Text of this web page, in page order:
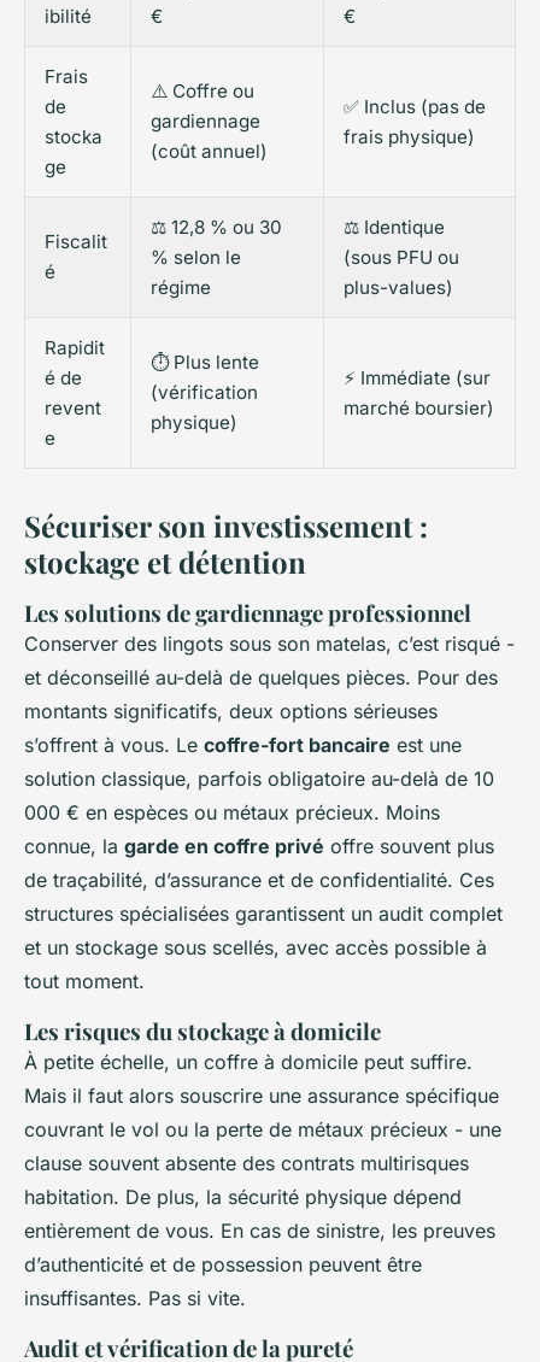
ibilité
€
€
Frais
de
stocka
ge
⚠️ Coffre ou
gardiennage
(coût annuel)
✅ Inclus (pas de
frais physique)
Fiscalit
é
⚖️ 12,8 % ou 30
% selon le
régime
⚖️ Identique
(sous PFU ou
plus-values)
Rapidit
é de
revent
e
⏱️ Plus lente
(vérification
physique)
⚡ Immédiate (sur
marché boursier)
Sécuriser son investissement :
stockage et détention
Les solutions de gardiennage professionnel
Conserver des lingots sous son matelas, c’est risqué -
et déconseillé au-delà de quelques pièces. Pour des
montants significatifs, deux options sérieuses
s’offrent à vous. Le coffre-fort bancaire est une
solution classique, parfois obligatoire au-delà de 10
000 € en espèces ou métaux précieux. Moins
connue, la garde en coffre privé offre souvent plus
de traçabilité, d’assurance et de confidentialité. Ces
structures spécialisées garantissent un audit complet
et un stockage sous scellés, avec accès possible à
tout moment.
Les risques du stockage à domicile
À petite échelle, un coffre à domicile peut suffire.
Mais il faut alors souscrire une assurance spécifique
couvrant le vol ou la perte de métaux précieux - une
clause souvent absente des contrats multirisques
habitation. De plus, la sécurité physique dépend
entièrement de vous. En cas de sinistre, les preuves
d’authenticité et de possession peuvent être
insuffisantes. Pas si vite.
Audit et vérification de la pureté